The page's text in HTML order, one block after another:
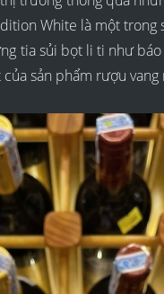
White là một
tia sủi bọt li ti như
sản phẩm rượu vang